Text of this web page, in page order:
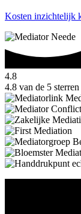
Kosten inzichtelijk
4.8
4.8 van de 5